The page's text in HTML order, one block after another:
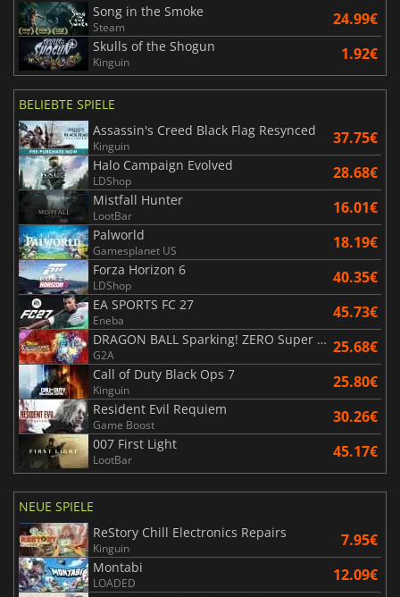
Song in the Smoke
Steam 24.99€
Skulls of the Shogun
Kinguin 1.92€
BELIEBTE SPIELE
Assassin's Creed Black Flag Resynced
Kinguin 37.75€
Halo Campaign Evolved
LDShop 28.68€
Mistfall Hunter
LootBar 16.01€
Palworld
Gamesplanet US 18.19€
Forza Horizon 6
LDShop 40.35€
EA SPORTS FC 27
Eneba 45.73€
DRAGON BALL Sparking! ZERO Super Limit Breaking NEO
G2A 25.68€
Call of Duty Black Ops 7
Kinguin 25.80€
Resident Evil Requiem
Game Boost 30.26€
007 First Light
LootBar 45.17€
NEUE SPIELE
ReStory Chill Electronics Repairs
Kinguin 7.95€
Montabi
LOADED 12.09€